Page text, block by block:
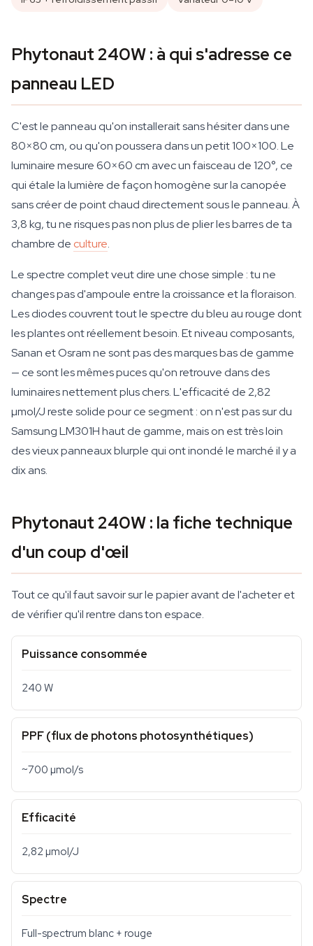
Phytonaut 240W : à qui s'adresse ce
panneau LED
C'est le panneau qu'on installerait sans hésiter dans une
80×80 cm, ou qu'on poussera dans un petit 100×100. Le
luminaire mesure 60×60 cm avec un faisceau de 120°, ce
qui étale la lumière de façon homogène sur la canopée
sans créer de point chaud directement sous le panneau. À
3,8 kg, tu ne risques pas non plus de plier les barres de ta
chambre de culture.
Le spectre complet veut dire une chose simple : tu ne
changes pas d'ampoule entre la croissance et la floraison.
Les diodes couvrent tout le spectre du bleu au rouge dont
les plantes ont réellement besoin. Et niveau composants,
Sanan et Osram ne sont pas des marques bas de gamme
— ce sont les mêmes puces qu'on retrouve dans des
luminaires nettement plus chers. L'efficacité de 2,82
µmol/J reste solide pour ce segment : on n'est pas sur du
Samsung LM301H haut de gamme, mais on est très loin
des vieux panneaux blurple qui ont inondé le marché il y a
dix ans.
Phytonaut 240W : la fiche technique
d'un coup d'œil
Tout ce qu'il faut savoir sur le papier avant de l'acheter et
de vérifier qu'il rentre dans ton espace.
Puissance consommée
240 W
PPF (flux de photons photosynthétiques)
~700 µmol/s
Efficacité
2,82 µmol/J
Spectre
Full-spectrum blanc + rouge